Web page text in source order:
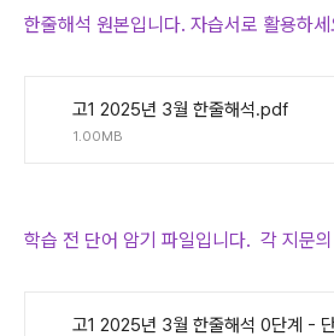
한줄해석 원본입니다. 자습서로 활용하
고1 2025년 3월 한줄해석.pdf
1.00MB
학습 전 단어 암기 파일입니다. 각 지문